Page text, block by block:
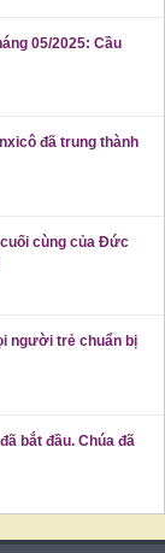
05/2025: Cầu
đã trung thành
cuối cùng của Đức
người trẻ chuẩn bị
bắt đầu. Chúa đã